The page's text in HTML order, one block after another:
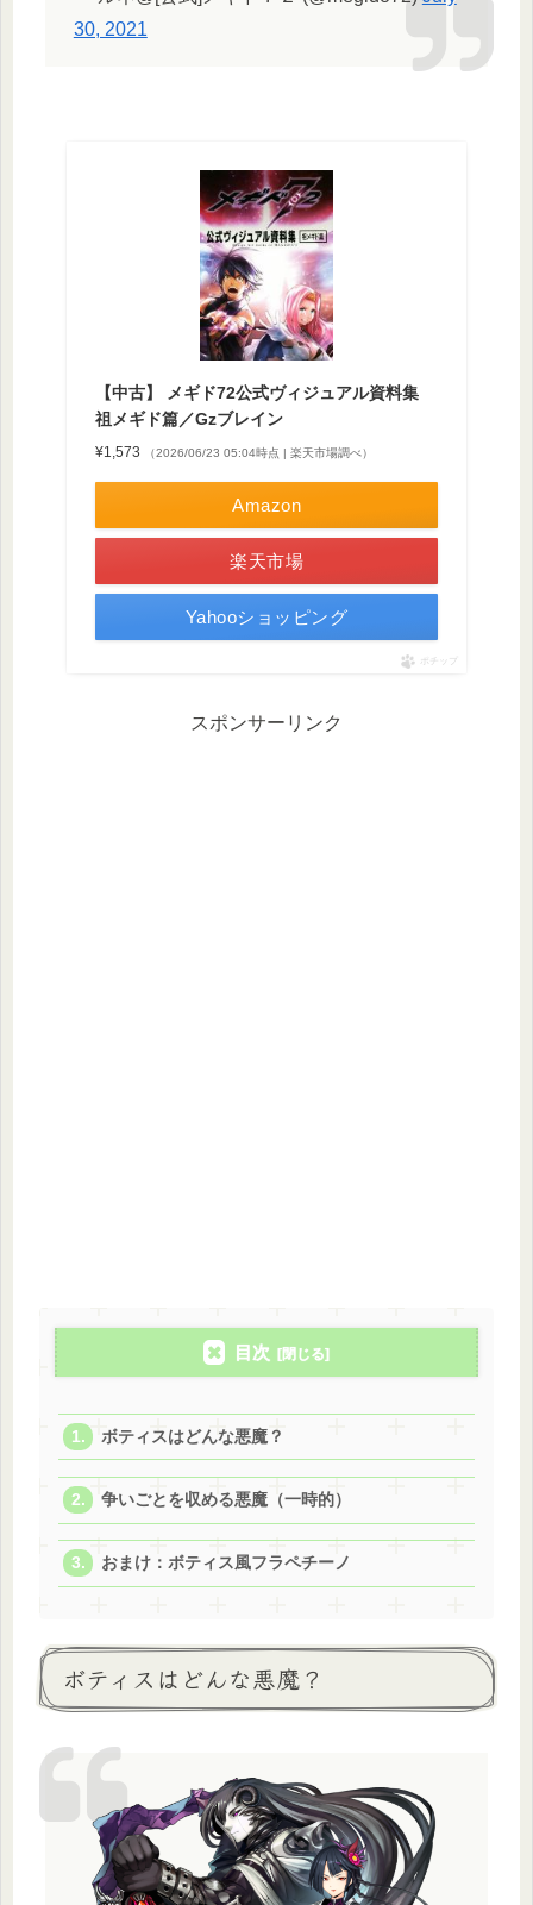
30, 2021
【中古】 メギド72公式ヴィジュアル資料集
祖メギド篇／Gzブレイン
¥1,573 （2026/06/23 05:04時点 | 楽天市場調べ）
Amazon
楽天市場
Yahooショッピング
ポチップ
スポンサーリンク
目次
ボティスはどんな悪魔？
争いごとを収める悪魔（一時的）
おまけ：ボティス風フラペチーノ
ボティスはどんな悪魔？